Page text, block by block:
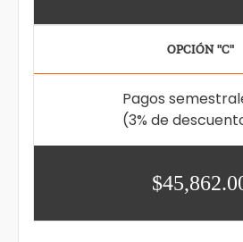
OPCIÓN "C"
Pagos
(3% de